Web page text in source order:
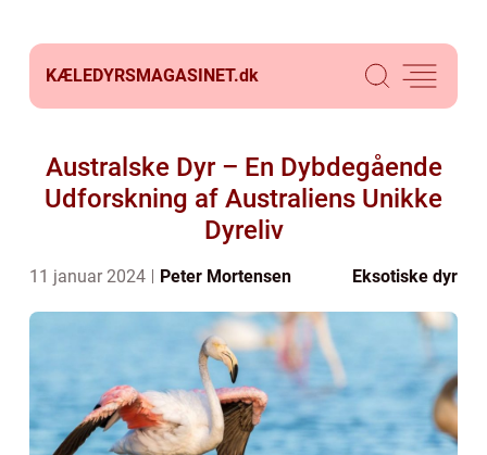
KÆLEDYRSMAGASINET.dk
Australske Dyr – En Dybdegående
Udforskning af Australiens Unikke
Dyreliv
11 januar 2024 Peter Mortensen Eksotiske dyr